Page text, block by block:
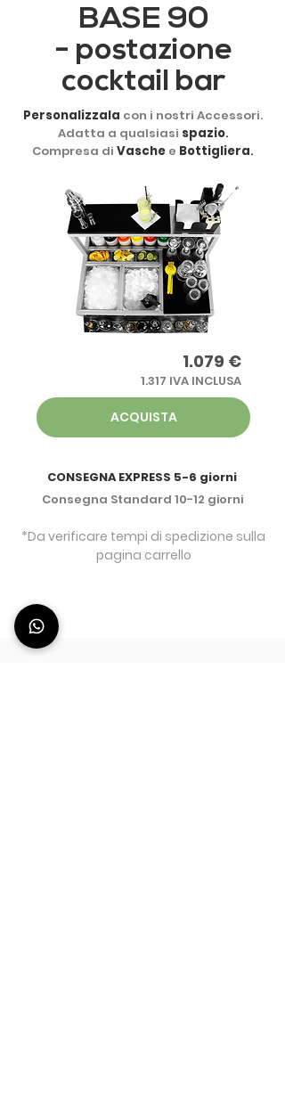
BASE 90
- postazione
cocktail bar
Personalizzala con i nostri Accessori.
Adatta a qualsiasi spazio.
Compresa di Vasche e Bottigliera.
1.079 €
1.317 IVA INCLUSA
ACQUISTA
CONSEGNA EXPRESS 5-6 giorni
Consegna Standard 10-12 giorni
*Da verificare tempi di spedizione sulla
pagina carrello